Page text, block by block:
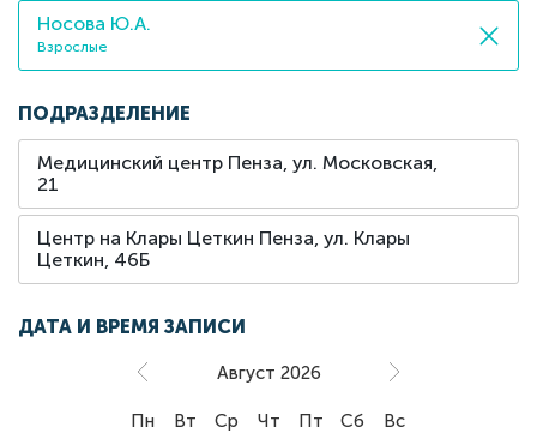
Носова Ю.А.
Взрослые
ПОДРАЗДЕЛЕНИЕ
Медицинский центр Пенза, ул. Московская,
21
Центр на Клары Цеткин Пенза, ул. Клары
Цеткин, 46Б
ДАТА И ВРЕМЯ ЗАПИСИ
Август 2026
Пн Вт Ср Чт Пт Сб Вс